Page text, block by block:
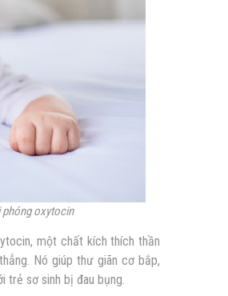
phóng oxytocin
một chất kích thích thần
Nó giúp thư giãn cơ bắp,
trẻ sơ sinh bị đau bụng.